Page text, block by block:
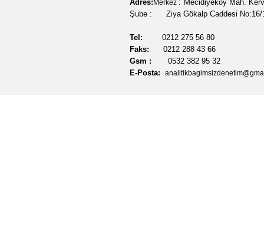
Adres:Merkez : Mecidiyeköy Mah.
Şube : Ziya Gökalp Caddesi No:16/
Tel:
0212 275 56 80
Faks:
0212 288 43 66
Gsm :
0532 382 95 32
E-Posta: